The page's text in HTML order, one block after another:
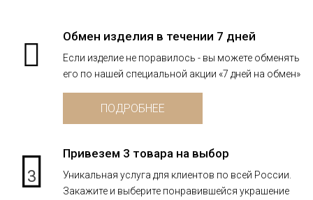
Обмен изделия в течении 7 дней
Если изделие не поравилось - вы можете обменять
его по нашей специальной акции «7 дней на обмен»
ПОДРОБНЕЕ
3
Привезем 3 товара на выбор
Уникальная услуга для клиентов по всей России.
Закажите и выберите понравившейся украшение